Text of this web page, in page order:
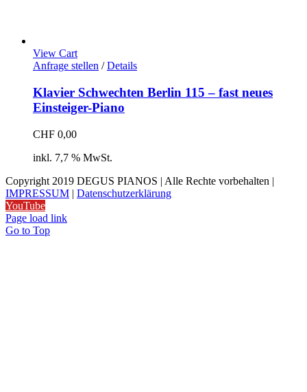
View Cart
Anfrage stellen / Details
Klavier Schwechten Berlin 115 – fast neues
Einsteiger-Piano
CHF 0,00
inkl. 7,7 % MwSt.
Copyright 2019 DEGUS PIANOS | Alle Rechte vorbehalten |
IMPRESSUM | Datenschutzerklärung
YouTube
Page load link
Go to Top